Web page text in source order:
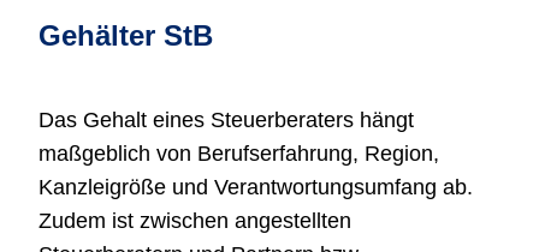
Gehälter StB
Das Gehalt eines Steuerberaters hängt
maßgeblich von Berufserfahrung, Region,
Kanzleigröße und Verantwortungsumfang ab.
Zudem ist zwischen angestellten